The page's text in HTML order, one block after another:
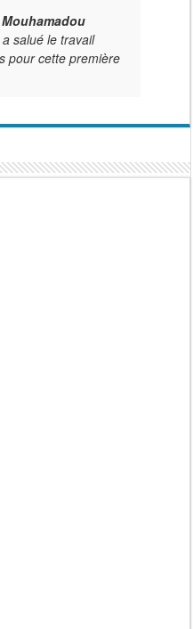
salué le travail
pour cette première